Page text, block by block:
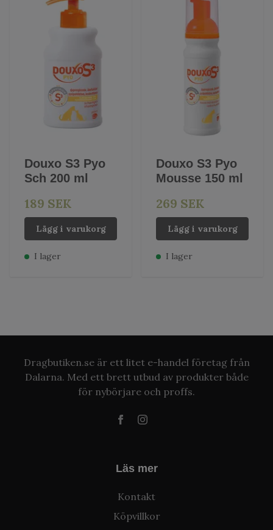
Douxo S3 Pyo
Sch 200 ml
189 SEK
Lägg i varukorg
I lager
Douxo S3 Pyo
Mousse 150 ml
269 SEK
Lägg i varukorg
I lager
Dragbutiken.se är ett litet e-handel företag från
Dalarna. Med ett brett utbud av produkter både
för nybörjare och proffs.
Läs mer
Kontakt
Köpvillkor